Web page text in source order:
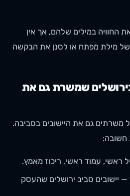
החוויה במילים שלהם, אך אין
של מילת מפתח או לסנן את הבקשה
שמשרת גם את
משרתים גם את היישובים בסביבה.
חשובה:
ראשי, עמוד ראשי, ריכוז מאמץ.
— יישובים סביב ירושלים שהעסק